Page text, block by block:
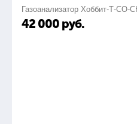
Газоанализатор Хоббит-Т-СО-
42 000 руб.